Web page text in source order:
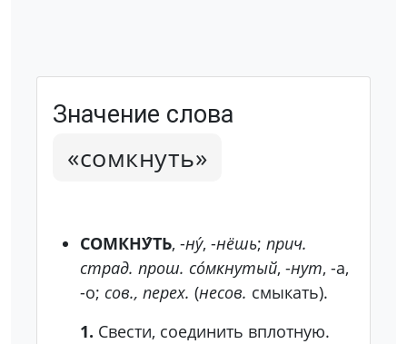
Значение слова
«сомкнуть»
СОМКНУ́ТЬ, -ну́, -нёшь; прич.
страд. прош. со́мкнутый, -нут, -а,
-о; сов., перех. (несов. смыкать).
1. Свести, соединить вплотную.